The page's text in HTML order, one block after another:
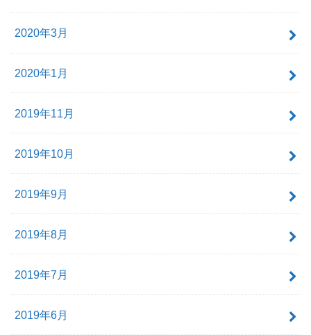
2020年3月
2020年1月
2019年11月
2019年10月
2019年9月
2019年8月
2019年7月
2019年6月